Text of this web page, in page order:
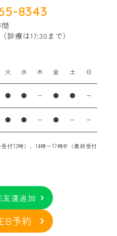
8343
診療は17:30まで）
火 水 木 金 土 日
● ● ー ● ● ー
● ● ー ● ー ー
付12時）、14時〜17時半（最終受付
友達追加
予約